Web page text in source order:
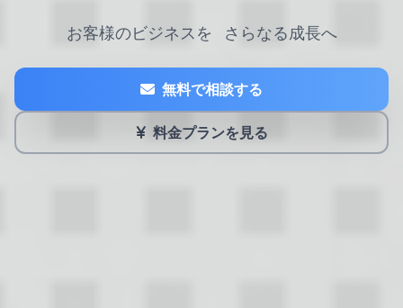
お客様のビジネスを さらなる成長へ
無料で相談する
料金プランを見る